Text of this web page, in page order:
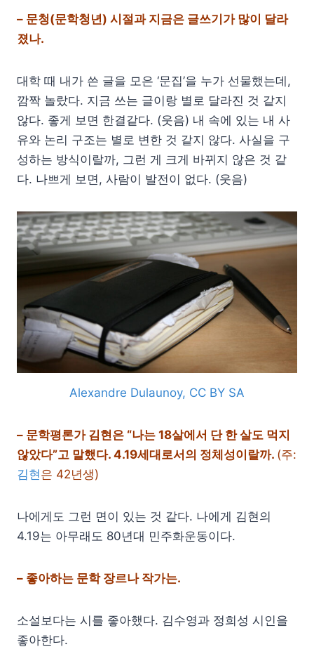
– 문청(문학청년) 시절과 지금은 글쓰기가 많이 달라
졌나.
대학 때 내가 쓴 글을 모은 ‘문집’을 누가 선물했는데,
깜짝 놀랐다. 지금 쓰는 글이랑 별로 달라진 것 같지
않다. 좋게 보면 한결같다. (웃음) 내 속에 있는 내 사
유와 논리 구조는 별로 변한 것 같지 않다. 사실을 구
성하는 방식이랄까, 그런 게 크게 바뀌지 않은 것 같
다. 나쁘게 보면, 사람이 발전이 없다. (웃음)
Alexandre Dulaunoy, CC BY SA
– 문학평론가 김현은 “나는 18살에서 단 한 살도 먹지
않았다”고 말했다. 4.19세대로서의 정체성이랄까. (주:
김현은 42년생)
나에게도 그런 면이 있는 것 같다. 나에게 김현의
4.19는 아무래도 80년대 민주화운동이다.
– 좋아하는 문학 장르나 작가는.
소설보다는 시를 좋아했다. 김수영과 정희성 시인을
좋아한다.